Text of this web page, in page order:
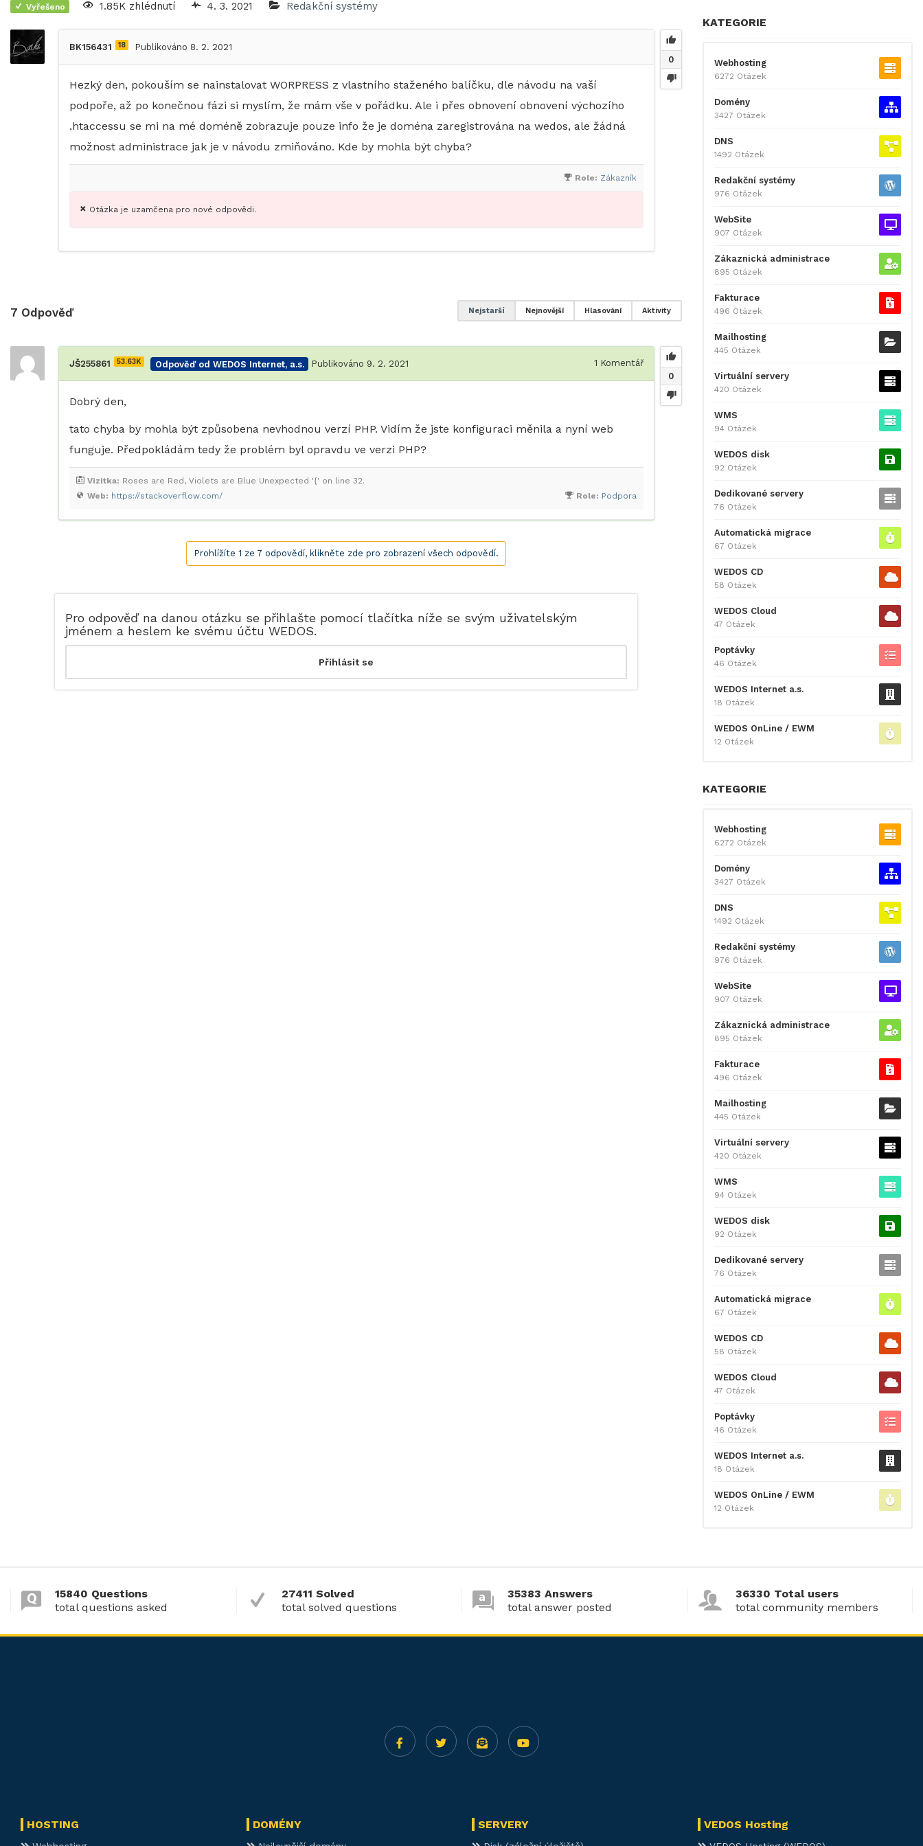
Vyřešeno 1.85K zhlédnutí 4. 3. 2021 Redakční systémy
0
BK156431 18 Publikováno 8. 2. 2021
Hezký den, pokouším se nainstalovat WORPRESS z vlastního staženého balíčku, dle návodu na vaší
podpoře, až po konečnou fázi si myslím, že mám vše v pořádku. Ale i přes obnovení obnovení výchozího
.htaccessu se mi na mé doméně zobrazuje pouze info že je doména zaregistrována na wedos, ale žádná
možnost administrace jak je v návodu zmiňováno. Kde by mohla být chyba?
Role: Zákazník
Otázka je uzamčena pro nové odpovědi.
7 Odpověď Aktivity
Hlasování
Nejnovější
Nejstarší
0
JŠ255861 53.63K Odpověď od WEDOS Internet, a.s. Publikováno 9. 2. 2021 1 Komentář
Dobrý den,
tato chyba by mohla být způsobena nevhodnou verzí PHP. Vidím že jste konfiguraci měnila a nyní web
funguje. Předpokládám tedy že problém byl opravdu ve verzi PHP?
Role: Podpora
Web: https://stackoverflow.com/
Vizitka: Roses are Red, Violets are Blue Unexpected '{' on line 32.
Prohlížíte 1 ze 7 odpovědí, klikněte zde pro zobrazení všech odpovědí.
Pro odpověď na danou otázku se přihlašte pomocí tlačítka níže se svým uživatelským
jménem a heslem ke svému účtu WEDOS.
KATEGORIE
Webhosting
6272 Otázek
Domény
3427 Otázek
DNS
1492 Otázek
Redakční systémy
976 Otázek
WebSite
907 Otázek
Zákaznická administrace
895 Otázek
Fakturace
496 Otázek
Mailhosting
445 Otázek
Virtuální servery
420 Otázek
WMS
94 Otázek
WEDOS disk
92 Otázek
Dedikované servery
76 Otázek
Automatická migrace
67 Otázek
WEDOS CD
58 Otázek
WEDOS Cloud
47 Otázek
Poptávky
46 Otázek
WEDOS Internet a.s.
18 Otázek
WEDOS OnLine / EWM
12 Otázek
KATEGORIE
Webhosting
6272 Otázek
Domény
3427 Otázek
DNS
1492 Otázek
Redakční systémy
976 Otázek
WebSite
907 Otázek
Zákaznická administrace
895 Otázek
Fakturace
496 Otázek
Mailhosting
445 Otázek
Virtuální servery
420 Otázek
WMS
94 Otázek
WEDOS disk
92 Otázek
Dedikované servery
76 Otázek
Automatická migrace
67 Otázek
WEDOS CD
58 Otázek
WEDOS Cloud
47 Otázek
Poptávky
46 Otázek
WEDOS Internet a.s.
18 Otázek
WEDOS OnLine / EWM
12 Otázek
15840 Questions
total questions asked
27411 Solved
total solved questions
35383 Answers
total answer posted
36330 Total users
total community members
HOSTING DOMÉNY SERVERY VEDOS Hosting